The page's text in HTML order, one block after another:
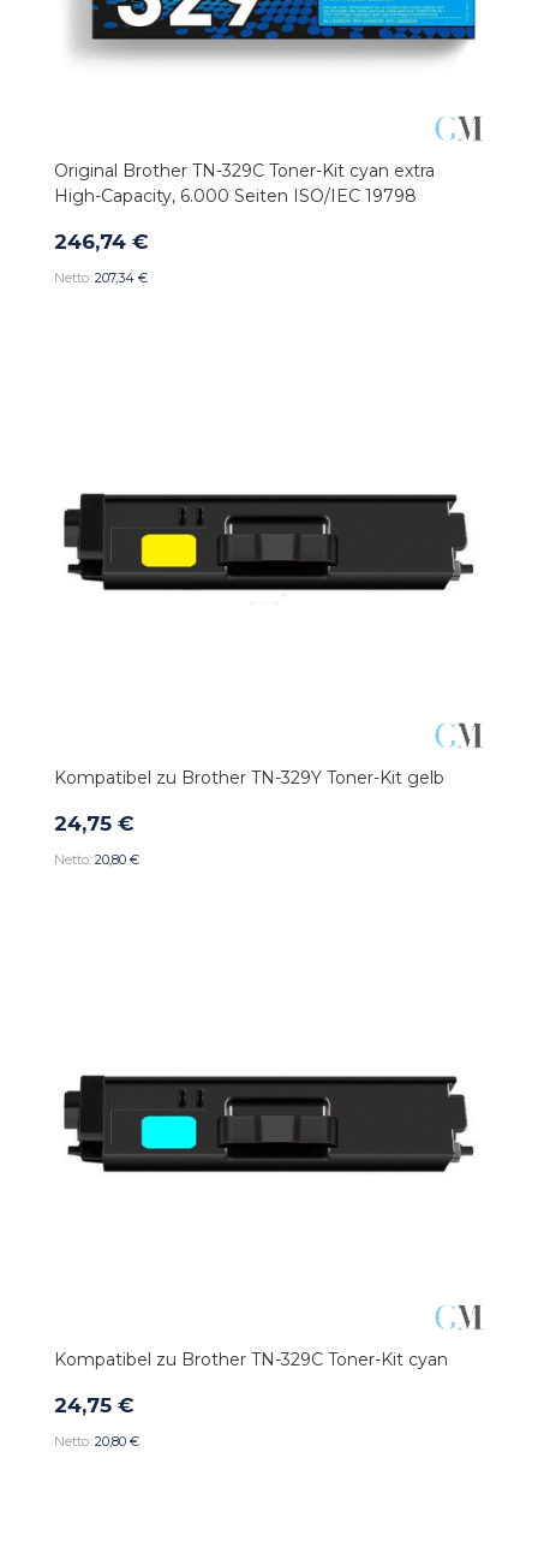
Original Brother TN-329C Toner-Kit cyan extra
High-Capacity, 6.000 Seiten ISO/IEC 19798
246,74 €
207,34 €
Kompatibel zu Brother TN-329Y Toner-Kit gelb
24,75 €
20,80 €
Kompatibel zu Brother TN-329C Toner-Kit cyan
24,75 €
20,80 €